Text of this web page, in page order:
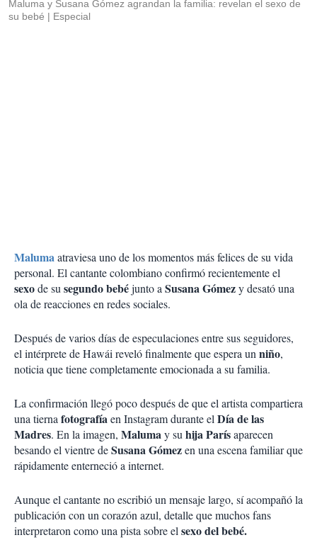
Maluma y Susana Gómez agrandan la familia: revelan el sexo de
su bebé
Especial
Malumaatraviesa uno de los momentos más felices de su vida
personal. El cantante colombiano confirmó recientemente el
sexode susegundo bebéjunto aSusana Gómezy desató una
ola de reacciones en redes sociales.
Después de varios días de especulaciones entre sus seguidores,
el intérprete de Hawái reveló finalmente que espera unniño,
noticia que tiene completamente emocionada a su familia.
La confirmación llegó poco después de que el artista compartiera
una tiernafotografíaen Instagram durante elDía de las
Madres. En la imagen, Malumay suhija Parísaparecen
besando el vientre deSusana Gómezen una escena familiar que
rápidamente enterneció a internet.
Aunque el cantante no escribió un mensaje largo, sí acompañó la
publicación con un corazón azul, detalle que muchos fans
interpretaron como una pista sobre elsexo del bebé.